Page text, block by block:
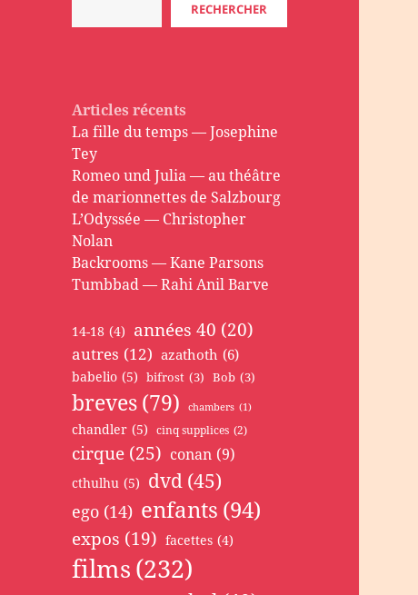
RECHERCHER
Articles récents
La fille du temps — Josephine
Tey
Romeo und Julia — au théâtre
de marionnettes de Salzbourg
L’Odyssée — Christopher
Nolan
Backrooms — Kane Parsons
Tumbbad — Rahi Anil Barve
14-18 (4) années 40 (20)
autres (12) azathoth (6)
babelio (5) bifrost (3) Bob (3)
breves(79) chambers (1)
chandler (5) cinq supplices (2)
cirque (25) conan (9)
cthulhu (5) dvd (45)
ego (14) enfants (94)
expos (19) facettes (4)
films(232)